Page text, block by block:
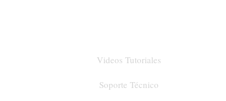
Soporte Técnico
Videos Tutoriales